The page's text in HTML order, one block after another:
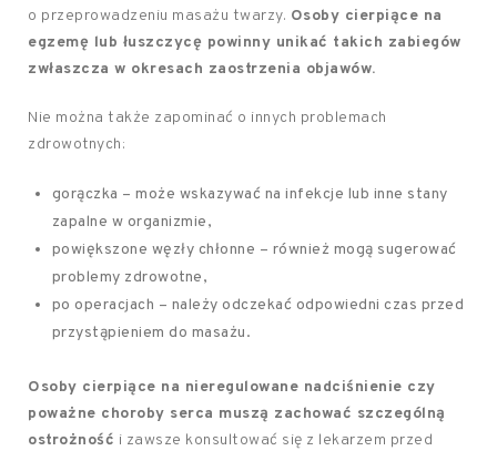
o przeprowadzeniu masażu twarzy. Osoby cierpiące na
egzemę lub łuszczycę powinny unikać takich zabiegów
zwłaszcza w okresach zaostrzenia objawów.
Nie można także zapominać o innych problemach
zdrowotnych:
gorączka – może wskazywać na infekcje lub inne stany
zapalne w organizmie,
powiększone węzły chłonne – również mogą sugerować
problemy zdrowotne,
po operacjach – należy odczekać odpowiedni czas przed
przystąpieniem do masażu.
Osoby cierpiące na nieregulowane nadciśnienie czy
poważne choroby serca muszą zachować szczególną
ostrożność i zawsze konsultować się z lekarzem przed